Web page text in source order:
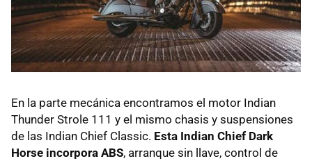
En la parte mecánica encontramos el motor Indian
Thunder Strole 111 y el mismo chasis y suspensiones
de las Indian Chief Classic. Esta Indian Chief Dark
Horse incorpora ABS, arranque sin llave, control de